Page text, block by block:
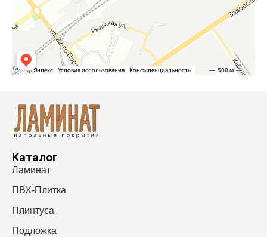
Каталог
Ламинат
ПВХ-Плитка
Плинтуса
Подложка